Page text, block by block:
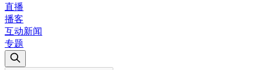
直播
播客
互动新闻
专题